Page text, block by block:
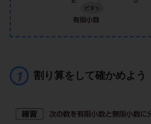
割り算をして確かめよう